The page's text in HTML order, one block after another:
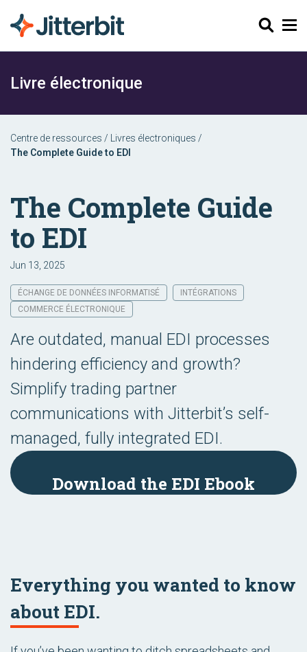
Chercher
Livre électronique
Centre de ressources / Livres électroniques /
The Complete Guide to EDI
The Complete Guide
to EDI
Jun 13, 2025
ÉCHANGE DE DONNÉES INFORMATISÉ
INTÉGRATIONS
COMMERCE ÉLECTRONIQUE
Are outdated, manual EDI processes
hindering efficiency and growth?
Simplify trading partner
communications with Jitterbit’s self-
managed, fully integrated EDI.
Download the EDI Ebook
Everything you wanted to know
about EDI.